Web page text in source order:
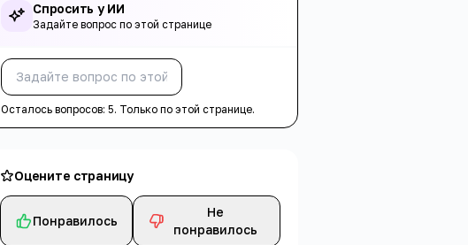
Спросить у ИИ
Задайте вопрос по этой странице
Осталось вопросов:5. Только по этой странице.
Оцените страницу
Понравилось
Не
понравилось